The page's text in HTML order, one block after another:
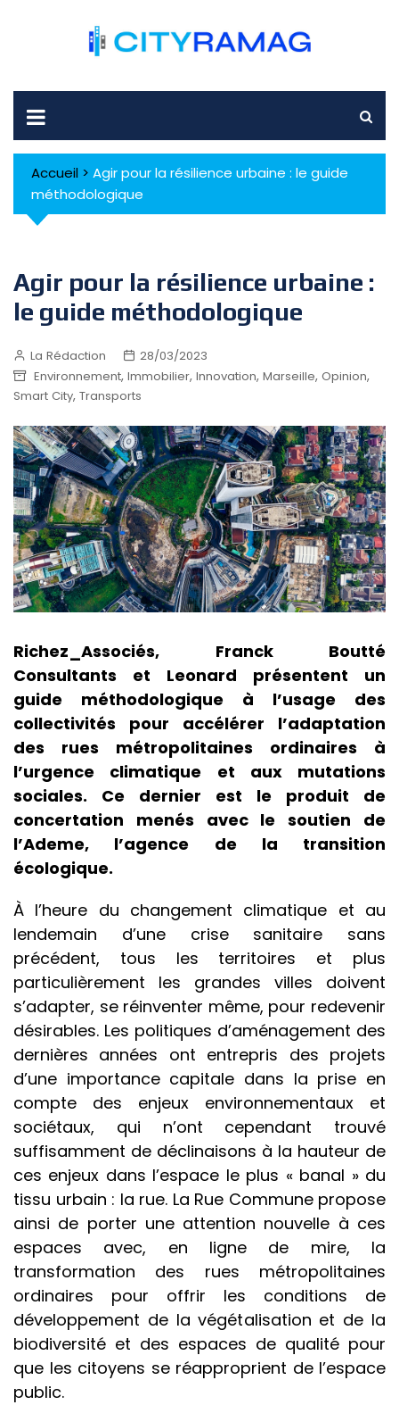
Accueil > Agir pour la résilience urbaine : le guide
méthodologique
Agir pour la résilience urbaine :
le guide méthodologique
La Rédaction
28/03/2023
Environnement, Immobilier, Innovation, Marseille, Opinion,
Smart City, Transports
Richez_Associés, Franck Boutté
Consultants et Leonard présentent un
guide méthodologique à l’usage des
collectivités pour accélérer l’adaptation
des rues métropolitaines ordinaires à
l’urgence climatique et aux mutations
sociales. Ce dernier est le produit de
concertation menés avec le soutien de
l’Ademe, l’agence de la transition
écologique.
À l’heure du changement climatique et au
lendemain d’une crise sanitaire sans
précédent, tous les territoires et plus
particulièrement les grandes villes doivent
s’adapter, se réinventer même, pour redevenir
désirables. Les politiques d’aménagement des
dernières années ont entrepris des projets
d’une importance capitale dans la prise en
compte des enjeux environnementaux et
sociétaux, qui n’ont cependant trouvé
suffisamment de déclinaisons à la hauteur de
ces enjeux dans l’espace le plus « banal » du
tissu urbain : la rue. La Rue Commune propose
ainsi de porter une attention nouvelle à ces
espaces avec, en ligne de mire, la
transformation des rues métropolitaines
ordinaires pour offrir les conditions de
développement de la végétalisation et de la
biodiversité et des espaces de qualité pour
que les citoyens se réapproprient de l’espace
public.